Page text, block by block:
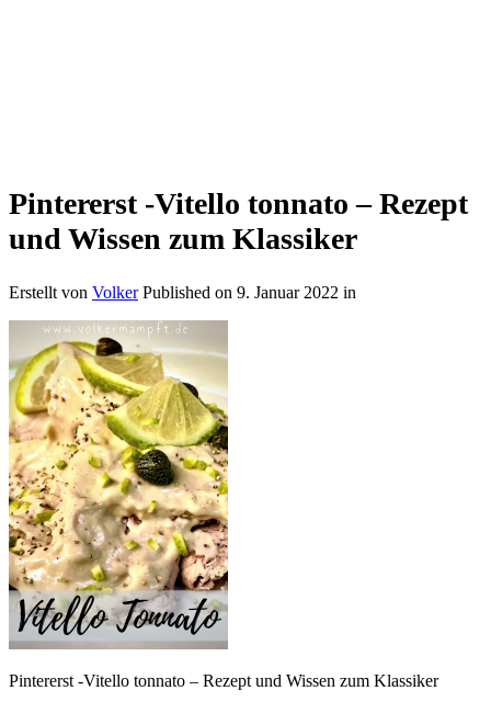
Pintererst -Vitello tonnato – Rezept
und Wissen zum Klassiker
Erstellt von Volker Published on 9. Januar 2022 in
Pintererst -Vitello tonnato – Rezept und Wissen zum Klassiker